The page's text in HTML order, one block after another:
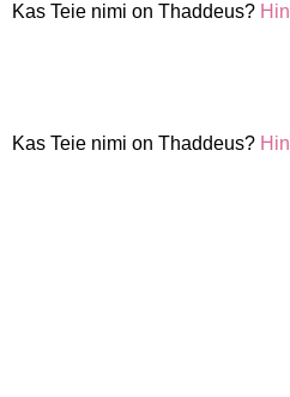
Kas Teie nimi on Thaddeus?
Kas Teie nimi on Thaddeus?